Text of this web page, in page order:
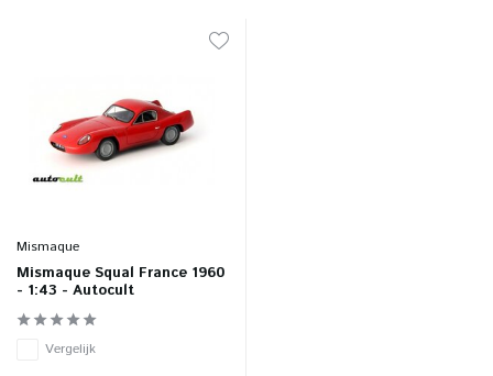
Mismaque
Mismaque Squal France 1960
- 1:43 - Autocult
Vergelijk